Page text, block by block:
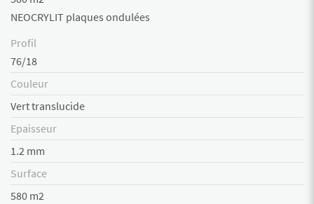
NEOCRYLIT plaques ondulées
Profil
76/18
Couleur
Vert translucide
Epaisseur
1.2 mm
Surface
580 m2